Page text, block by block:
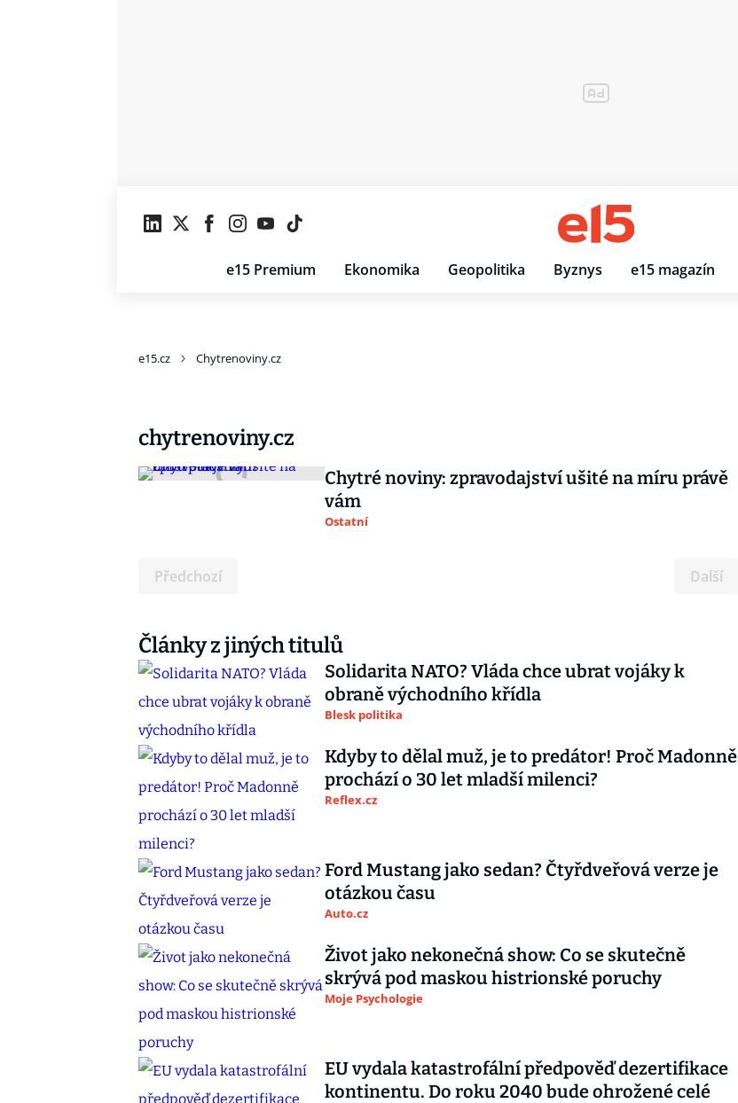
e15 Premium Ekonomika Geopolitika Byznys e15 magazín
e15.cz Chytrenoviny.cz
chytrenoviny.cz
Chytré noviny: zpravodajství ušité na míru právě
vám
Ostatní
Předchozí Další
Články z jiných titulů
Solidarita NATO? Vláda chce ubrat vojáky k
obraně východního křídla
Blesk politika
Kdyby to dělal muž, je to predátor! Proč Madonně
prochází o 30 let mladší milenci?
Reflex.cz
Ford Mustang jako sedan? Čtyřdveřová verze je
otázkou času
Auto.cz
Život jako nekonečná show: Co se skutečně
skrývá pod maskou histrionské poruchy
Moje Psychologie
EU vydala katastrofální předpověď dezertifikace
kontinentu. Do roku 2040 bude ohrožené celé